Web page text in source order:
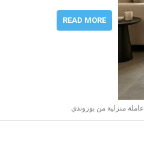
READ MORE
عاملة منزلية من بوروندي